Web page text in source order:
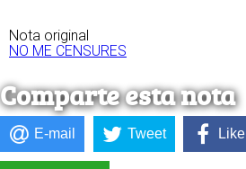
Nota original
NO ME CENSURES
Comparte esta nota
E-mail Tweet Like